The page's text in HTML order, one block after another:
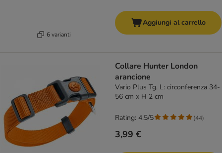
6 varianti
Aggiungi al carrello
Collare Hunter London
arancione
Vario Plus Tg. L: circonferenza 34-
56 cm x H 2 cm
3,99 €
Rating: 4.5/5 (44)